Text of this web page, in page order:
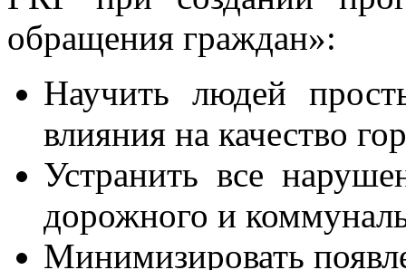
обращения граждан»:
Научить людей
влияния на качество
Устранить все
дорожного и
Минимизировать